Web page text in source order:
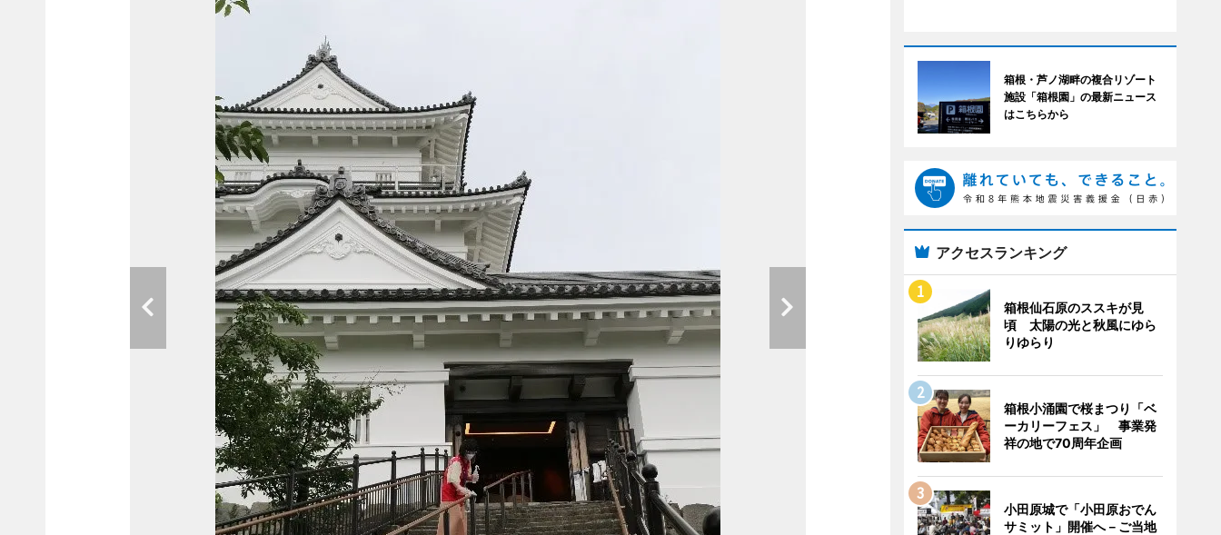
箱根・芦ノ湖畔の複合リゾート
施設「箱根園」の最新ニュース
はこちらから
アクセスランキング
箱根仙石原のススキが見
頃 太陽の光と秋風にゆら
りゆらり
箱根小涌園で桜まつり「ベ
ーカリーフェス」 事業発
祥の地で70周年企画
小田原城で「小田原おでん
サミット」開催へ－ご当地